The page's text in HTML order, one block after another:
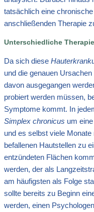
tatsächlich eine
anschließenden Therapie
Unterschiedliche
Da sich diese
und die genauen
davon ausgegangen
probiert werden müssen,
Symptome kommt. In
Simplex chronicus um eine
und es selbst viele
befallenen Hautstellen zu
entzündeten Flächen
werden, der als
am häufigsten als Folge
sollte bereits zu Beginn
werden, einen